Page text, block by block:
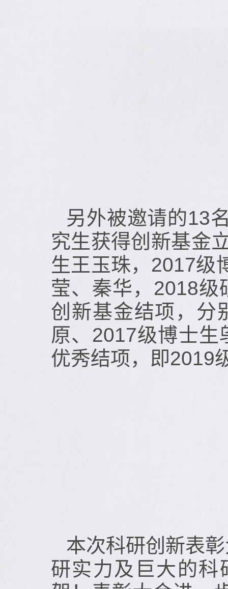
另外被邀请的13
究生获得创新基金
生王玉珠， 2017级
莹、秦华， 2018级
创新基金结项，分
原、 2017级博士生
优秀结项，即2019
本次科研创新表
研实力及巨大的科